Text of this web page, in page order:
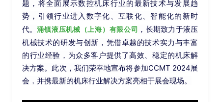
题，将全面展示数控机床行业的最新技术与发展趋
势，引领行业进入数字化、互联化、智能化的新时
代。涌镇液压机械（上海）有限公司
，长期致力于液压
机械技术的研发与创新，凭借卓越的技术实力与丰富
的行业经验，为众多客户提供了高效、稳定的机床解
决方案。此次，我们荣幸地宣布将参加CCMT 2024展
会，并携最新的机床行业解决方案亮相于展会现场。